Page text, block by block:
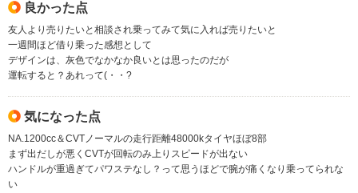
良かった点
友人より売りたいと相談され乗ってみて気に入れば売りたいと
一週間ほど借り乗った感想として
デザインは、灰色でなかなか良いとは思ったのだが
運転すると？あれって(・・?
気になった点
NA.1200cc＆CVTノーマルの走行距離48000kタイヤほぼ8部
まず出だしが悪くCVTが回転のみ上りスピードが出ない
ハンドルが重過ぎてパワステなし？って思うほどで腕が痛くなり乗ってられな
い